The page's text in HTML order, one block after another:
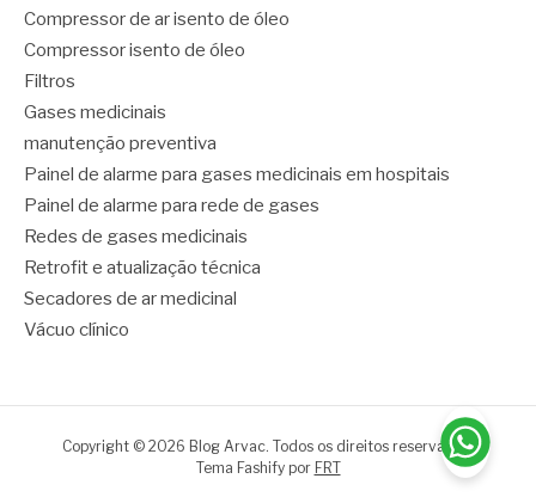
Compressor de ar isento de óleo
Compressor isento de óleo
Filtros
Gases medicinais
manutenção preventiva
Painel de alarme para gases medicinais em hospitais
Painel de alarme para rede de gases
Redes de gases medicinais
Retrofit e atualização técnica
Secadores de ar medicinal
Vácuo clínico
Copyright © 2026 Blog Arvac. Todos os direitos reservados.
Tema Fashify por FRT